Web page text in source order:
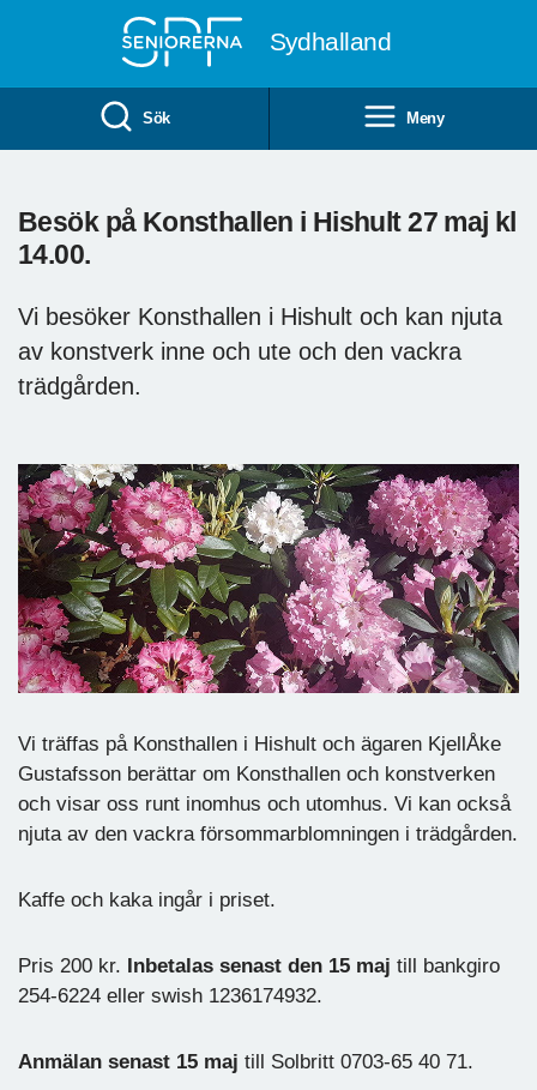
Sydhalland
Sök Meny
Besök på Konsthallen i Hishult 27 maj kl
14.00.
Vi besöker Konsthallen i Hishult och kan njuta
av konstverk inne och ute och den vackra
trädgården.
Vi träffas på Konsthallen i Hishult och ägaren KjellÅke
Gustafsson berättar om Konsthallen och konstverken
och visar oss runt inomhus och utomhus. Vi kan också
njuta av den vackra försommarblomningen i trädgården.
Kaffe och kaka ingår i priset.
Pris 200 kr. Inbetalas senast den 15 maj till bankgiro
254-6224 eller swish 1236174932.
Anmälan senast 15 maj till Solbritt 0703-65 40 71.